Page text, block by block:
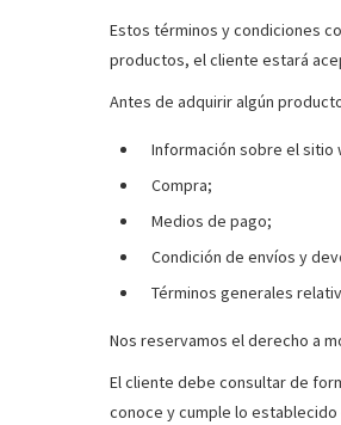
Estos términos y condiciones
productos, el cliente estará
Antes de adquirir algún
Información sobre el sitio
Compra;
Medios de pago;
Condición de envíos y
Términos generales
Nos reservamos el derecho a
El cliente debe consultar de
conoce y cumple lo establecido